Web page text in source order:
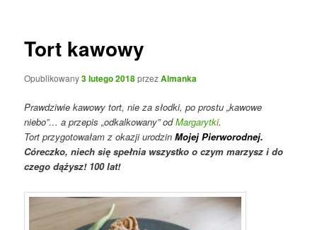
Tort kawowy
Opublikowany3 lutego 2018przezAlmanka
Prawdziwie kawowy tort, nie za słodki, po prostu „kawowe
niebo”… a przepis „odkalkowany” odMargarytki.
Tort przygotowałam z okazji urodzinMojej Pierworodnej.
Córeczko, niech się spełnia wszystko o czym marzysz i do
czego dążysz! 100 lat!